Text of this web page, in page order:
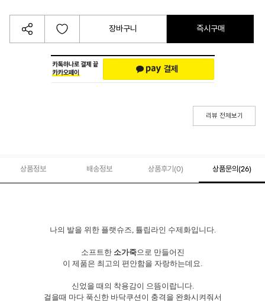
장바구니 즉시구매
리뷰 전체보기
상품정보 배송정보 상품후기(0) 상품문의 (26)
나의 발을 위한 플랫슈즈, 튤립라인 수제화입니다.
소프트한 소가죽으로 만들어진
이 제품은 최고의 편안함을 자랑하는데요.
신었을 때의 착용감이 으뜸이랍니다.
걸을때 마다 푹신한 바닥쿠션이 충격을 완화시켜줘서